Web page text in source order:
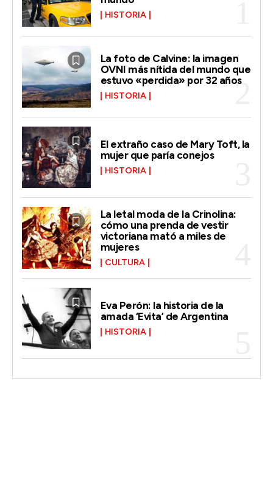
HISTORIA
La foto de Calvine: la imagen
OVNI más nítida del mundo que
estuvo «perdida» por 32 años
HISTORIA
El extraño caso de Mary Toft, la
mujer que paría conejos
HISTORIA
La letal moda de la Crinolina:
cómo una prenda de vestir
victoriana mató a miles de
mujeres
CULTURA
Eva Perón: la historia de la
amada ‘Evita’ de Argentina
HISTORIA